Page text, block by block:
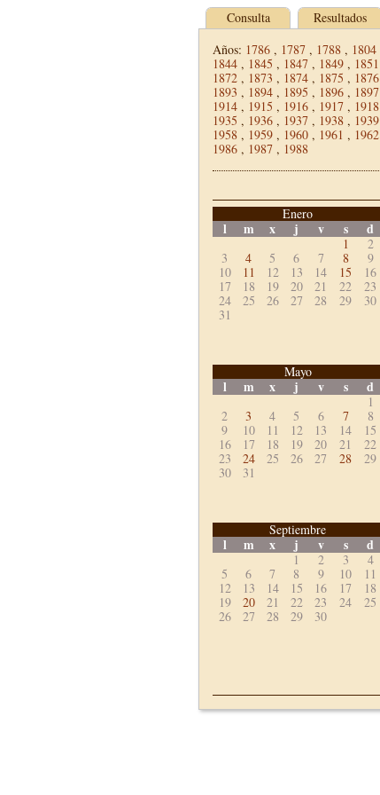
Consulta Resultados
Años: 1786 , 1787 , 1788 , 1804
1844 , 1845 , 1847 , 1849 , 1851
1872 , 1873 , 1874 , 1875 , 1876
1893 , 1894 , 1895 , 1896 , 1897
1914 , 1915 , 1916 , 1917 , 1918
1935 , 1936 , 1937 , 1938 , 1939
1958 , 1959 , 1960 , 1961 , 1962
1986 , 1987 , 1988
Enero
l m x j v s d
1
2
3
4 5 6 7 8
9
10
11 12 13 14 15
16
17
18 19 20 21 22
23
24
25 26 27 28 29
30
31
Mayo
l m x j v s d
1
2
3 4 5 6 7
8
9
10 11 12 13 14
15
16
17 18 19 20 21
22
23
24 25 26 27 28
29
30
31
Septiembre
l m x j v s d
1 2 3
4
5
6 7 8 9 10
11
12
13 14 15 16 17
18
19
20 21 22 23 24
25
26
27 28 29 30